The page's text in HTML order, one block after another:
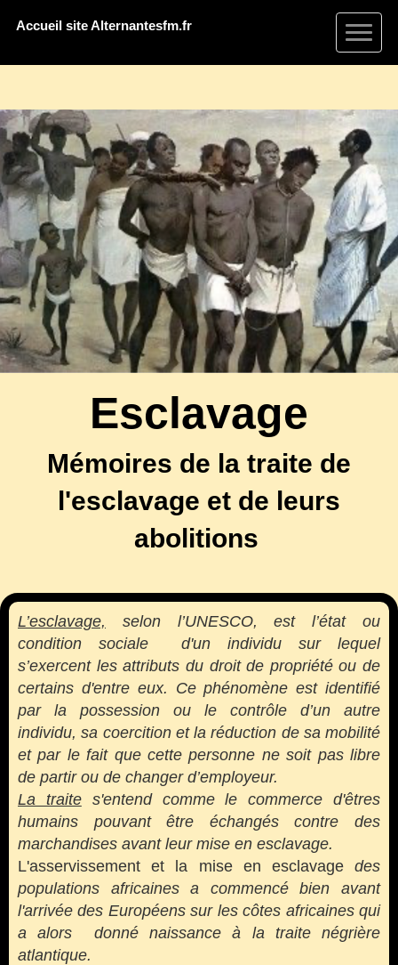
Accueil site Alternantesfm.fr
Esclavage
Mémoires de la traite de
l'esclavage et de leurs
abolitions
L’esclavage, selon l’UNESCO, est l’état ou
condition sociale d'un individu sur lequel
s’exercent les attributs du droit de propriété ou de
certains d'entre eux. Ce phénomène est identifié
par la possession ou le contrôle d’un autre
individu, sa coercition et la réduction de sa mobilité
et par le fait que cette personne ne soit pas libre
de partir ou de changer d’employeur.
La traites'entend comme le commerce d'êtres
humains pouvant être échangés contre des
marchandises avant leur mise en esclavage.
L'asservissement et la mise en esclavagedes
populations africaines a commencé bien avant
l'arrivée des Européens sur les côtes africaines qui
a alors donné naissance à la traite négrière
atlantique.